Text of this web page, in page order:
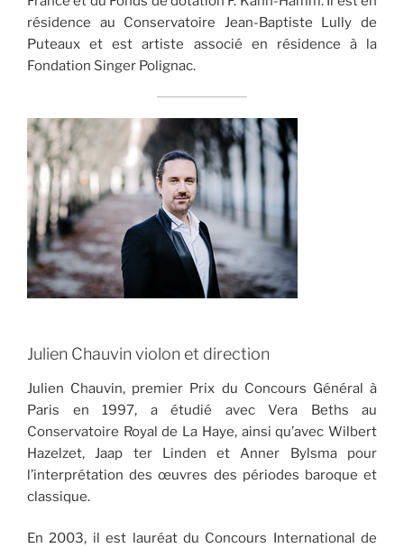
résidence au Conservatoire Jean-Baptiste Lully de
Puteaux et est artiste associé en résidence à la
Fondation Singer Polignac.
Julien Chauvin violon et direction
Julien Chauvin, premier Prix du Concours Général à
Paris en 1997, a étudié avec Vera Beths au
Conservatoire Royal de La Haye, ainsi qu’avec Wilbert
Hazelzet, Jaap ter Linden et Anner Bylsma pour
l’interprétation des œuvres des périodes baroque et
classique.
En 2003, il est lauréat du Concours International de